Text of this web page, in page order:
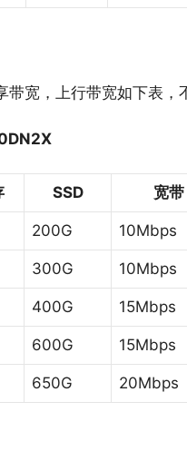
宽，上行带宽如下表，
SSD 宽带
200G 10Mbps
300G 10Mbps
400G 15Mbps
600G 15Mbps
650G 20Mbps